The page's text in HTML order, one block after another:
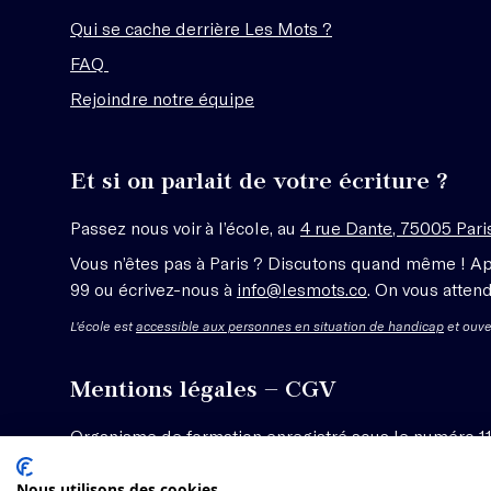
Qui se cache derrière Les Mots ?
FAQ
Rejoindre notre équipe
Et si on parlait de votre écriture ?
Passez nous voir à l’école, au 4 rue Dante, 75005
Vous n’êtes pas à Paris ? Discutons quand même !
99 ou écrivez-nous à info@lesmots.co. On vous
L'école estaccessible aux personnes en situation de handicap et
Mentions légales – CGV
Organisme de formation enregistré sous le numéro